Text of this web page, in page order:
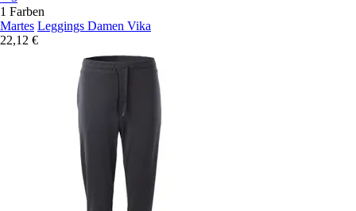
1 Farben
Martes Leggings Damen Vika
22,12 €